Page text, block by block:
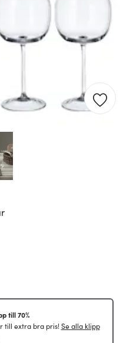
till 70%
till extra bra pris! Se alla klipp